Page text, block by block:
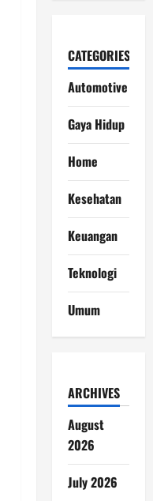
CATEGORIES
Automotive
Gaya Hidup
Home
Kesehatan
Keuangan
Teknologi
Umum
ARCHIVES
August
2026
July 2026